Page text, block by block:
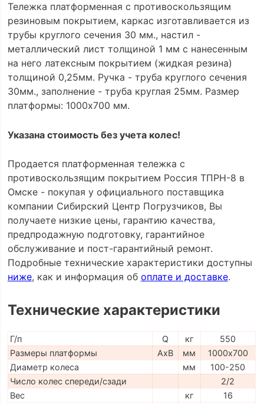
Тележка платформенная с противоскользящим
резиновым покрытием, каркас изготавливается из
трубы круглого сечения 30 мм., настил -
металлический лист толщиной 1 мм с нанесенным
на него латексным покрытием (жидкая резина)
толщиной 0,25мм. Ручка - труба круглого сечения
30мм., заполнение - труба круглая 25мм. Размер
платформы: 1000х700 мм.
Указана стоимость без учета колес!
Продается платформенная тележка с
противоскользящим покрытием Россия ТПРН-8 в
Омске - покупая у официального поставщика
компании Сибирский Центр Погрузчиков, Вы
получаете низкие цены, гарантию качества,
предпродажную подготовку, гарантийное
обслуживание и пост-гарантийный ремонт.
Подробные технические характеристики доступны
ниже, как и информация об оплате и доставке.
Технические характеристики
Г/п Q кг
550
Размеры платформы
AxB мм
1000х700
Диаметр колеса
мм
100-250
Число колес спереди/сзади
2/2
Вес
кг 16